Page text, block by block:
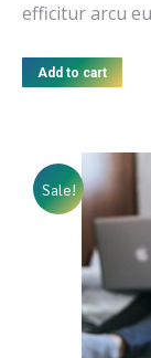
efficitur arcu
Add to cart
Sale!